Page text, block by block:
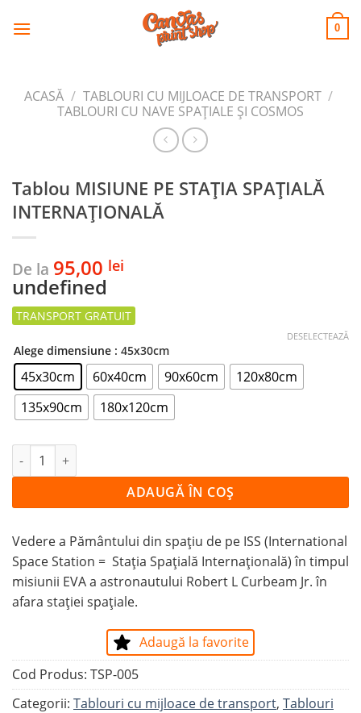
CANVAS
PRINT SHOP 0
ACASĂ / TABLOURI CU MIJLOACE DE TRANSPORT /
TABLOURI CU NAVE SPAŢIALE ŞI COSMOS
Tablou MISIUNE PE STAȚIA SPAȚIALĂ
INTERNAȚIONALĂ
De la 95,00 lei
undefined
Alege dimensiune : 45x30cm
45x30cm 60x40cm 90x60cm
120x80cm
135x90cm
180x120cm
DESELECTEAZĂ
Cantitate Tablou MISIUNE PE STAȚIA SPAȚIALĂ
ADAUGĂ ÎN COȘ
Vedere a Pământului din spațiu de pe ISS (International
Space Station = Stația Spațială Internațională) în timpul
misiunii EVA a astronautului Robert L Curbeam Jr. în
afara stației spațiale.
Adaugă la favorite
Cod Produs: TSP-005
Categorii: Tablouri cu mijloace de transport, Tablouri